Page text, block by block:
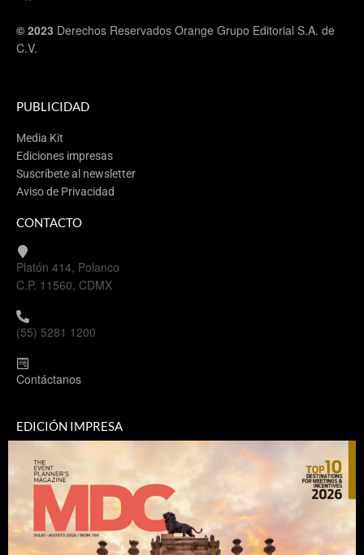
© 2023 Derechos Reservados Orange Grupo Editorial S.A. de
C.V.
PUBLICIDAD
Media Kit
Ediciones impresas
Suscríbete al newsletter
Aviso de Privacidad
CONTACTO
Platón 414, Polanco
C.P. 11560, CDMX
(55) 5281 1200
Contáctanos
EDICIÓN IMPRESA